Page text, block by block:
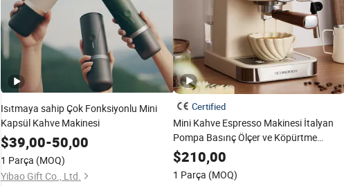
Isıtmaya sahip Çok Fonksiyonlu Mini
Kapsül Kahve Makinesi
$39,00-50,00
1 Parça (MOQ)
Yibao Gift Co., Ltd.
Certified
Mini Kahve Espresso Makinesi İtalyan
Pompa Basınç Ölçer ve Köpürtme
Çubuğu ile
$210,00
1 Parça (MOQ)